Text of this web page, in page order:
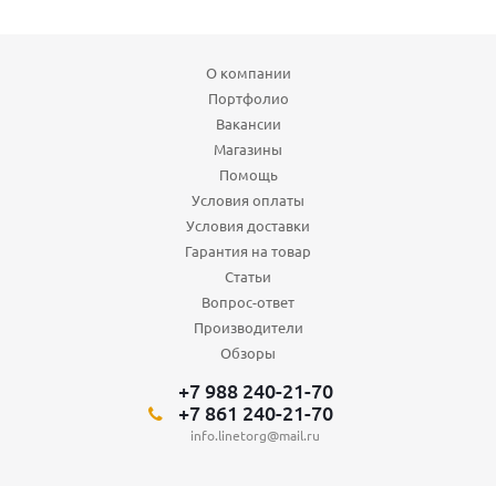
О компании
Портфолио
Вакансии
Магазины
Помощь
Условия оплаты
Условия доставки
Гарантия на товар
Статьи
Вопрос-ответ
Производители
Обзоры
+7 988 240-21-70
+7 861 240-21-70
info.linetorg@mail.ru